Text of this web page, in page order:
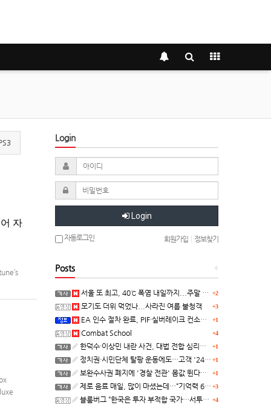
자
Login
Login
자동로그인 회원가입 정보찾기
+
Posts
+2
서울 또 최고, 40℃ 폭염 내일까지...주말 동쪽 비바람
+3
모기도 더위 먹었나...사라진 여름 불청객
+1
EA 인수 절차 완료, PIF·실버레이크 컨소시엄 산하 편입
+4
Combat School
+1
한덕수·이상민 내란 사건, 대법 전합 심리…"역사적 사법평가"(종합)
+1
정치권·시민단체 탈팡 운동에도…고객 '2470만명' 원상 회복, "고물가에 돌팡"
+1
보완수사권 폐지에 '경찰 전관' 몸값 뛴다…대형 로펌 영입전쟁
+3
제로 음료 매일, 많이 마셨는데…“기억력 62% 더 빨리 떨어진다
+4
블룸버그 “한국은 투자 부적합 국가…서투른 정책이 투자자에게 트라우마”